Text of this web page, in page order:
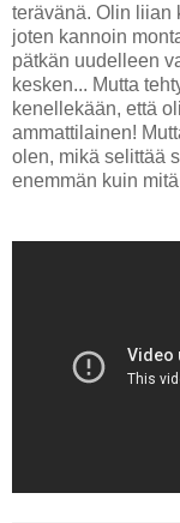
terävänä. Olin liian
joten kannoin
pätkän uudelleen
kesken... Mutta
kenellekään, että
ammattilainen!
olen, mikä selittää
enemmän kuin